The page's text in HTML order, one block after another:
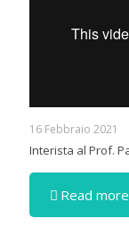
16 Febbraio 2021
Interista al Prof.
Read more